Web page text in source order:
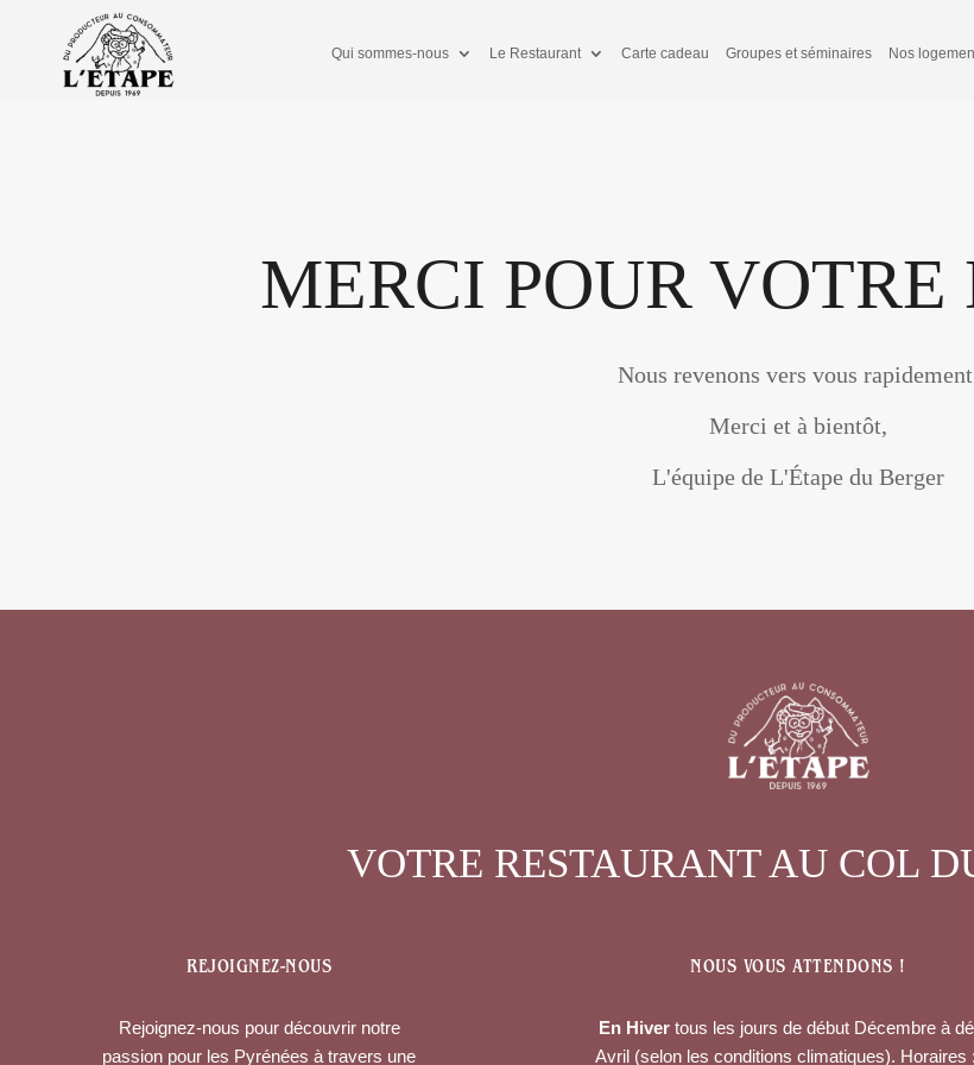
Qui sommes-nous Le Restaurant Carte cadeau Groupes et séminaires Nos
MERCI POUR
Nous revenons vers vous
Merci et à bientôt,
L'équipe de L'Étape du Berger
VOTRE RESTAURANT AU COL
REJOIGNEZ-NOUS
Rejoignez-nous pour découvrir notre
passion pour les Pyrénées à travers une
NOUS VOUS ATTENDONS !
En Hivertous les jours de début Décembre à
Avril (selon les conditions climatiques). Horaires